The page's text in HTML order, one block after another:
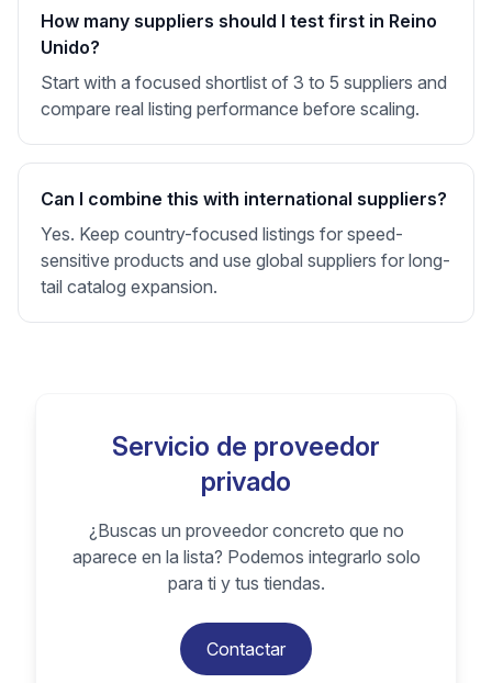
How many suppliers should I test first in Reino
Unido?
Start with a focused shortlist of 3 to 5 suppliers and
compare real listing performance before scaling.
Can I combine this with international suppliers?
Yes. Keep country-focused listings for speed-
sensitive products and use global suppliers for long-
tail catalog expansion.
Servicio de proveedor
privado
¿Buscas un proveedor concreto que no
aparece en la lista? Podemos integrarlo solo
para ti y tus tiendas.
Contactar